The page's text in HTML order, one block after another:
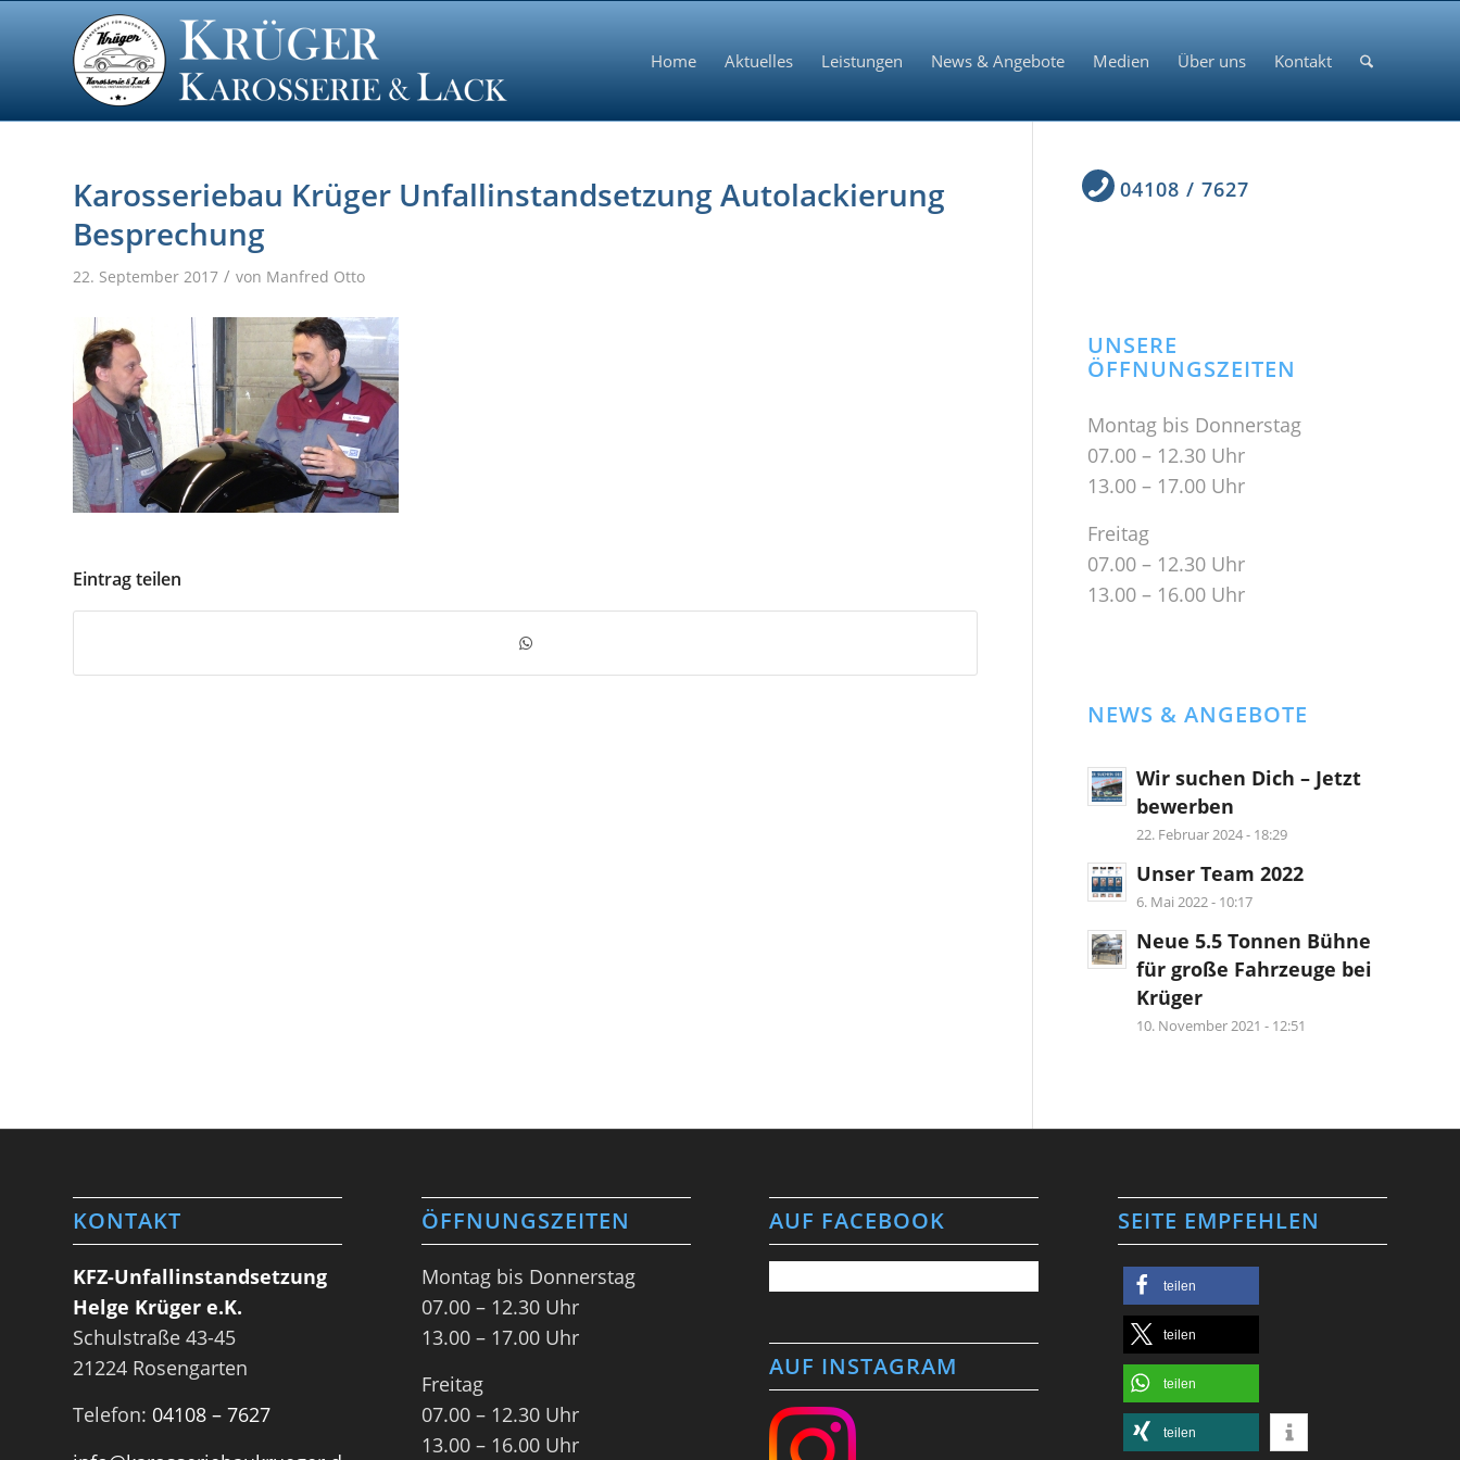
Home Aktuelles Leistungen News & Angebote Medien Über uns Kontakt
Karosseriebau Krüger Unfallinstandsetzung Autolackierung
Besprechung
22. September 2017 / von Manfred Otto
Eintrag teilen
04108 / 7627
UNSERE
ÖFFNUNGSZEITEN
Montag bis Donnerstag
07.00 – 12.30 Uhr
13.00 – 17.00 Uhr
Freitag
07.00 – 12.30 Uhr
13.00 – 16.00 Uhr
NEWS & ANGEBOTE
Wir suchen Dich – Jetzt
bewerben
22. Februar 2024 - 18:29
Unser Team 2022
6. Mai 2022 - 10:17
Neue 5.5 Tonnen Bühne
für große Fahrzeuge bei
Krüger
10. November 2021 - 12:51
KONTAKT
KFZ-Unfallinstandsetzung
Helge Krüger e.K.
Schulstraße 43-45
21224 Rosengarten
Telefon: 04108 – 7627
ÖFFNUNGSZEITEN
Montag bis Donnerstag
07.00 – 12.30 Uhr
13.00 – 17.00 Uhr
Freitag
07.00 – 12.30 Uhr
13.00 – 16.00 Uhr
AUF FACEBOOK
AUF INSTAGRAM
SEITE EMPFEHLEN
teilen
teilen
teilen
teilen